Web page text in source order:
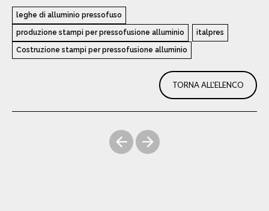
leghe di alluminio pressofuso
produzione stampi per pressofusione alluminio italpres
Costruzione stampi per pressofusione alluminio
TORNA ALL'ELENCO